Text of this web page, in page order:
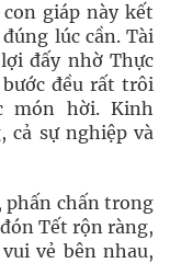
giáp này kết
lúc cần. Tài
đấy nhờ Thực
đều rất trôi
món hời. Kinh
cả sự nghiệp và
phấn chấn trong
Tết rộn ràng,
vẻ bên nhau,